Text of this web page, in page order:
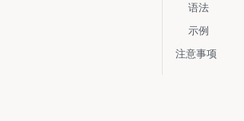
语法
示例
注意事项